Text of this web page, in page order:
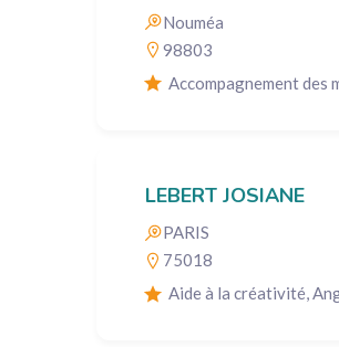
Nouméa
98803
Accompagnement des
LEBERT JOSIANE
PARIS
75018
Aide à la créativité,